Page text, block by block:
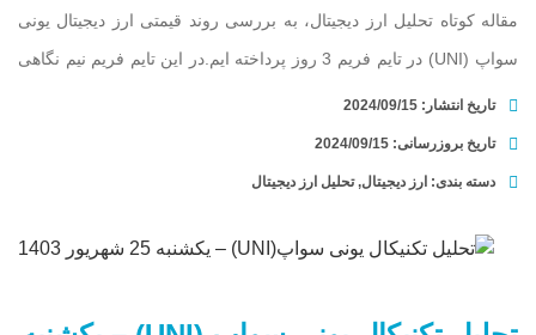
مقاله کوتاه تحلیل ارز دیجیتال، به بررسی روند قیمتی ارز دیجیتال یونی
سواپ (UNI) در تایم فریم 3 روز پرداخته ایم.در این تایم فریم نیم نگاهی
به تغییرات قیمت و محدوده های مهم قیمتی براساس سناریوهای احتمالی
در طول روند حرکتی آینده ارز […]
...
تاریخ انتشار: 2024/09/15
تاریخ بروزرسانی: 2024/09/15
دسته بندی: ارز دیجیتال,تحلیل ارز دیجیتال